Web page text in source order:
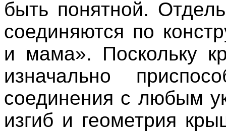
быть понятной.
соединяются по
и мама». Поскольку
изначально
соединения с любым
изгиб и геометрия